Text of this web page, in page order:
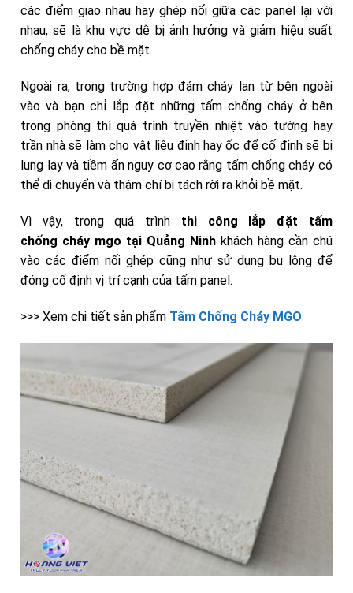
các điểm giao nhau hay ghép nối giữa các panel lại với
nhau, sẽ là khu vực dễ bị ảnh hưởng và giảm hiệu suất
chống cháy cho bề mặt.
Ngoài ra, trong trường hợp đám cháy lan từ bên ngoài
vào và bạn chỉ lắp đặt những tấm chống cháy ở bên
trong phòng thì quá trình truyền nhiệt vào tường hay
trần nhà sẽ làm cho vật liệu đinh hay ốc để cố định sẽ bị
lung lay và tiềm ẩn nguy cơ cao rằng tấm chống cháy có
thể di chuyển và thậm chí bị tách rời ra khỏi bề mặt.
Vì vậy, trong quá trình thi công lắp đặt tấm
chống cháy mgo tại Quảng Ninh khách hàng cần chú
vào các điểm nối ghép cũng như sử dụng bu lông để
đóng cố định vị trí cạnh của tấm panel.
>>> Xem chi tiết sản phẩm Tấm Chống Cháy MGO